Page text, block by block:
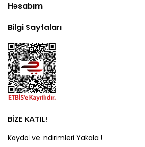
Hesabım
Bilgi Sayfaları
BİZE KATIL!
Kaydol ve İndirimleri Yakala !